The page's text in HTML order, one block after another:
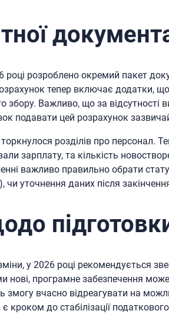
році розроблено окремий пакет
тепер включає додатки,
збору. Важливо, що за
подавати цей розрахунок
розділів про персонал.
зарплату, та кількість
важливо правильно обрати
уточнення даних після
підготовки
у 2026 році рекомендується
нові, програмне забезпечення
змогу вчасно відреагувати на
кроком до стабілізації